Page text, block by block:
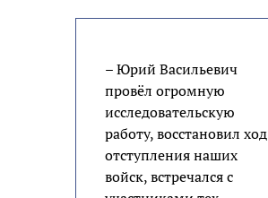
– Юрий Васильевич
провёл огромную
исследовательскую
работу, восстановил ход
отступления наших
войск, встречался с